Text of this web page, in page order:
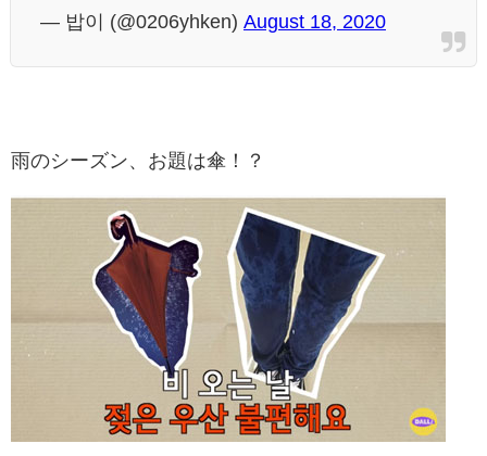
— 밥이 (@0206yhken) August 18, 2020
雨のシーズン、お題は傘！？